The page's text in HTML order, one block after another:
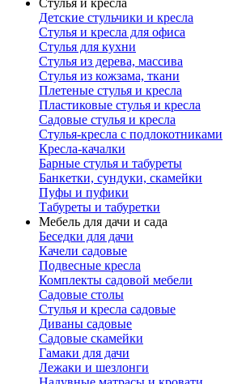
Стулья и кресла
Детские стульчики и кресла
Стулья и кресла для офиса
Стулья для кухни
Стулья из дерева, массива
Стулья из кожзама, ткани
Плетеные стулья и кресла
Пластиковые стулья и кресла
Садовые стулья и кресла
Стулья-кресла с подлокотниками
Кресла-качалки
Барные стулья и табуреты
Банкетки, сундуки, скамейки
Пуфы и пуфики
Табуреты и табуретки
Мебель для дачи и сада
Беседки для дачи
Качели садовые
Подвесные кресла
Комплекты садовой мебели
Садовые столы
Стулья и кресла садовые
Диваны садовые
Садовые скамейки
Гамаки для дачи
Лежаки и шезлонги